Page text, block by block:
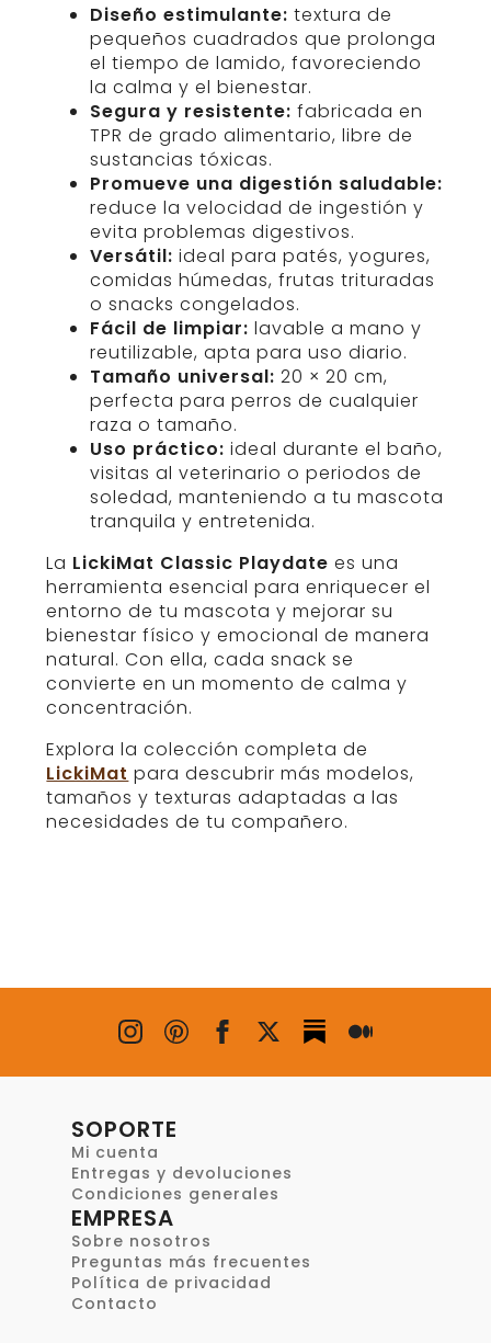
Diseño estimulante: textura de
pequeños cuadrados que prolonga
el tiempo de lamido, favoreciendo
la calma y el bienestar.
Segura y resistente: fabricada en
TPR de grado alimentario, libre de
sustancias tóxicas.
Promueve una digestión saludable:
reduce la velocidad de ingestión y
evita problemas digestivos.
Versátil: ideal para patés, yogures,
comidas húmedas, frutas trituradas
o snacks congelados.
Fácil de limpiar: lavable a mano y
reutilizable, apta para uso diario.
Tamaño universal: 20 × 20 cm,
perfecta para perros de cualquier
raza o tamaño.
Uso práctico: ideal durante el baño,
visitas al veterinario o periodos de
soledad, manteniendo a tu mascota
tranquila y entretenida.
La LickiMat Classic Playdate es una
herramienta esencial para enriquecer el
entorno de tu mascota y mejorar su
bienestar físico y emocional de manera
natural. Con ella, cada snack se
convierte en un momento de calma y
concentración.
Explora la colección completa de
LickiMat para descubrir más modelos,
tamaños y texturas adaptadas a las
necesidades de tu compañero.
SOPORTE
Mi cuenta
Entregas y devoluciones
Condiciones generales
EMPRESA
Sobre nosotros
Preguntas más frecuentes
Política de privacidad
Contacto